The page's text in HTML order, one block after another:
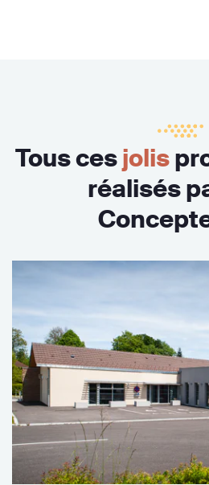
Tous cesjolis
réalisés